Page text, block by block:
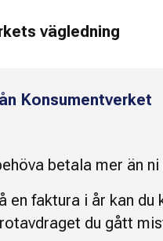
vägledning
Konsumentverket
betala mer än
en faktura i år kan
du gått